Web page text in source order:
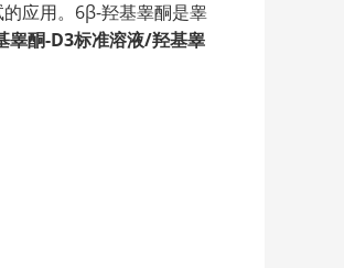
应用。6β-羟基睾酮是睾
睾酮-D3标准溶液/羟基睾